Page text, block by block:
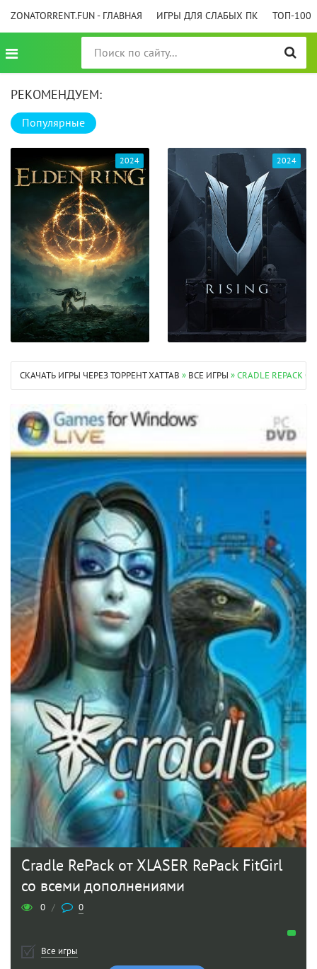
ZONATORRENT.FUN - ГЛАВНАЯ ИГРЫ ДЛЯ СЛАБЫХ ПК ТОП-100
РЕКОМЕНДУЕМ:
Популярные
2024 2024
СКАЧАТЬ ИГРЫ ЧЕРЕЗ ТОРРЕНТ XATTAB » ВСЕ ИГРЫ » CRADLE REPACK
Cradle RePack от XLASER RePack FitGirl
со всеми дополнениями
0 / 0
Все игры